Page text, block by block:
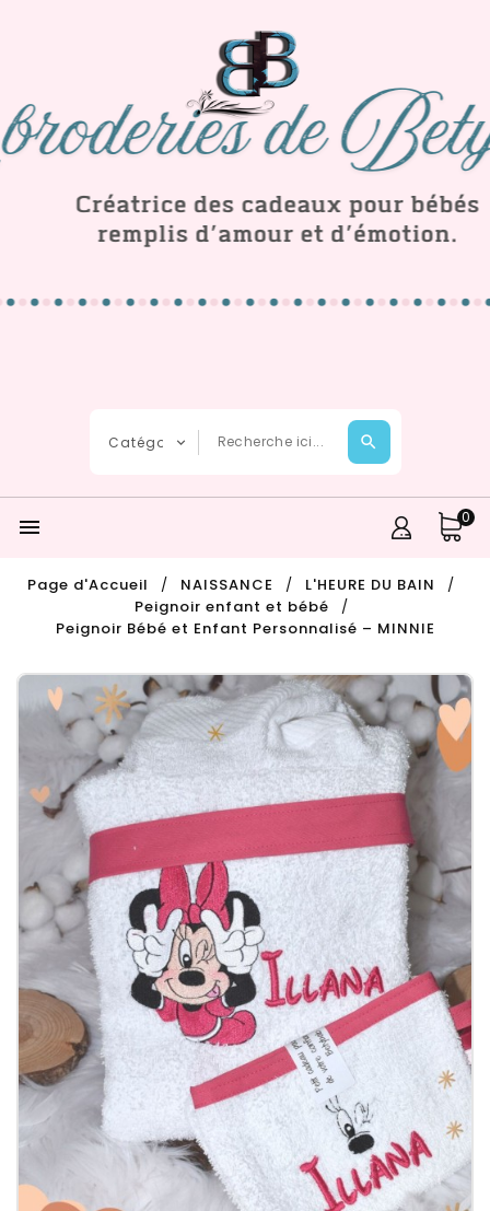
 0
Page d'Accueil NAISSANCE
L'HEURE DU BAIN
Peignoir enfant et bébé
Peignoir Bébé et Enfant Personnalisé – MINNIE